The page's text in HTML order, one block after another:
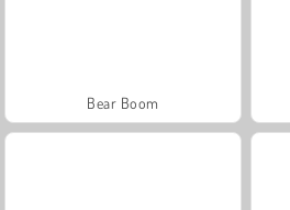
Bear Boom